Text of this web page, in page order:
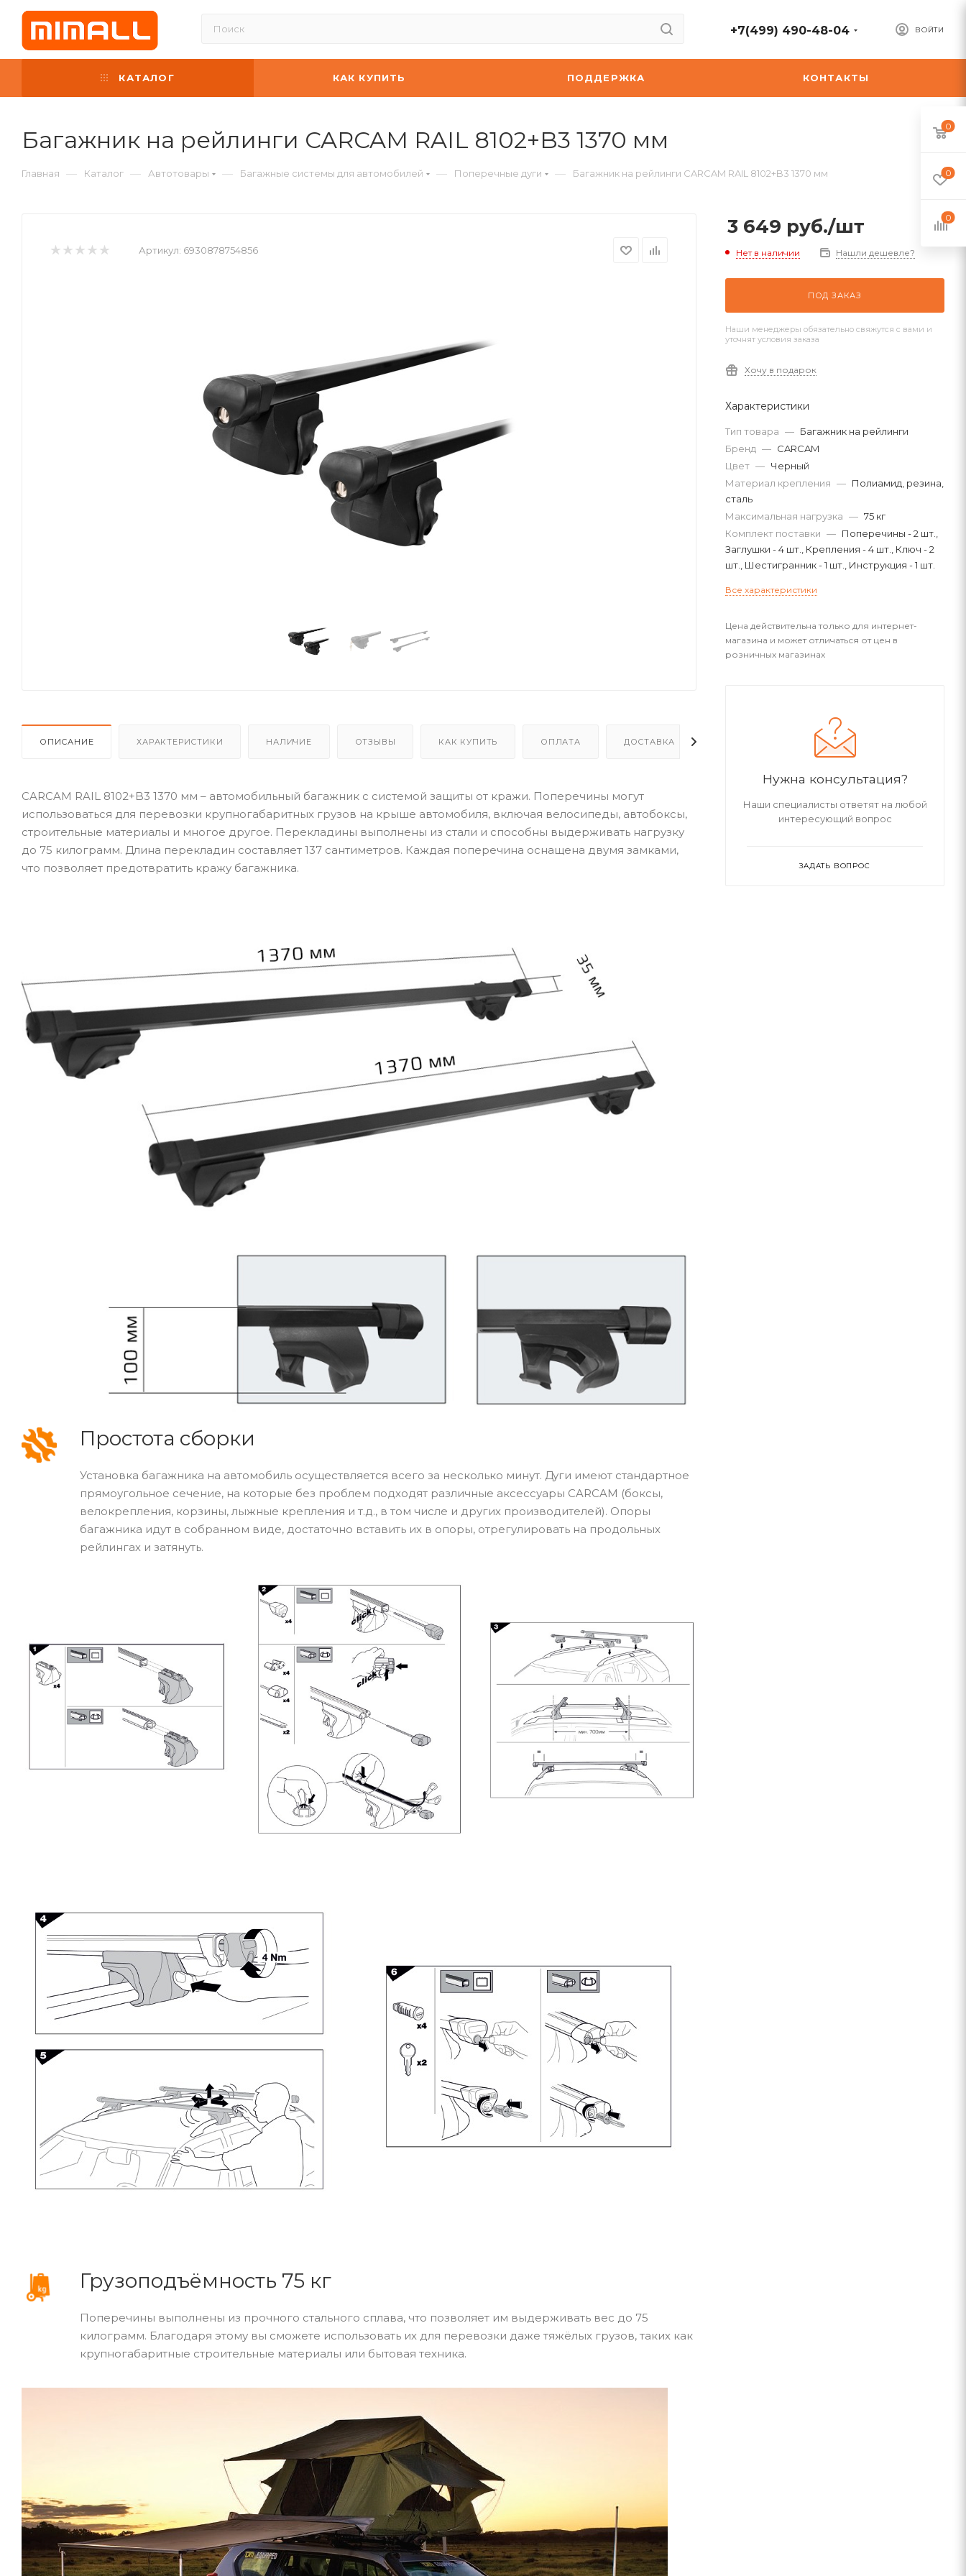
ВОЙТИ
+7(499) 490-48-04
КАТАЛОГ КАК КУПИТЬ ПОДДЕРЖКА КОНТАКТЫ
Багажник на рейлинги CARCAM RAIL 8102+B3 1370 мм
Главная — Каталог — Автотовары — Багажные системы для автомобилей — Поперечные дуги — Багажник на рейлинги CARCAM RAIL 8102+B3 1370 мм
Артикул: 6930878754856
ОПИСАНИЕ ХАРАКТЕРИСТИКИ НАЛИЧИЕ ОТЗЫВЫ КАК КУПИТЬ ОПЛАТА ДОСТАВКА
CARCAM RAIL 8102+B3 1370 мм – автомобильный багажник с системой защиты от кражи. Поперечины могут
использоваться для перевозки крупногабаритных грузов на крыше автомобиля, включая велосипеды, автобоксы,
строительные материалы и многое другое. Перекладины выполнены из стали и способны выдерживать нагрузку
до 75 килограмм. Длина перекладин составляет 137 сантиметров. Каждая поперечина оснащена двумя замками,
что позволяет предотвратить кражу багажника.
Простота сборки
Установка багажника на автомобиль осуществляется всего за несколько минут. Дуги имеют стандартное
прямоугольное сечение, на которые без проблем подходят различные аксессуары CARCAM (боксы,
велокрепления, корзины, лыжные крепления и т.д., в том числе и других производителей). Опоры
багажника идут в собранном виде, достаточно вставить их в опоры, отрегулировать на продольных
рейлингах и затянуть.
Грузоподъёмность 75 кг
Поперечины выполнены из прочного стального сплава, что позволяет им выдерживать вес до 75
килограмм. Благодаря этому вы сможете использовать их для перевозки даже тяжёлых грузов, таких как
крупногабаритные строительные материалы или бытовая техника.
3 649 руб./шт
Нет в наличии Нашли дешевле?
ПОД ЗАКАЗ
Наши менеджеры обязательно свяжутся с вами и
уточнят условия заказа
Хочу в подарок
Характеристики
Тип товара — Багажник на рейлинги
Бренд — CARCAM
Цвет — Черный
Материал крепления — Полиамид, резина,
сталь
Максимальная нагрузка — 75 кг
Комплект поставки — Поперечины - 2 шт.,
Заглушки - 4 шт., Крепления - 4 шт., Ключ - 2
шт., Шестигранник - 1 шт., Инструкция - 1 шт.
Все характеристики
Цена действительна только для интернет-
магазина и может отличаться от цен в
розничных магазинах
Нужна консультация?
Наши специалисты ответят на любой
интересующий вопрос
ЗАДАТЬ ВОПРОС
0
0
0